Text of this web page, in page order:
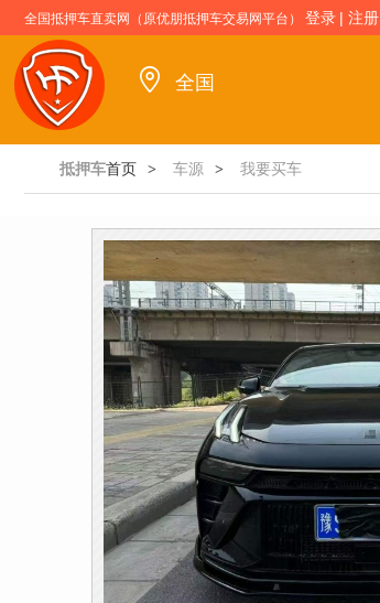
全国抵押车直卖网（原优朋抵押车交易网平台） 登录 | 注册
全国
抵押车首页 > 车源 > 我要买车